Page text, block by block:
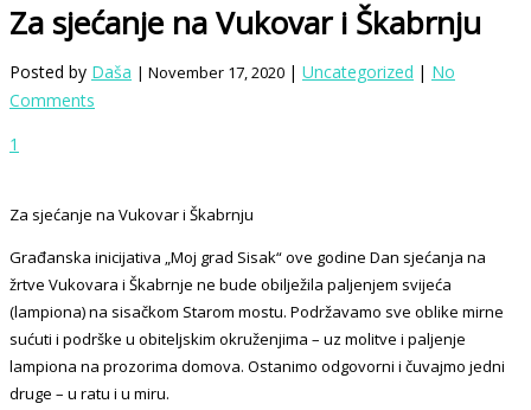
Za sjećanje na Vukovar i Škabrnju
Posted by Daša | November 17, 2020 | Uncategorized | No
Comments
1
Za sjećanje na Vukovar i Škabrnju
Građanska inicijativa „Moj grad Sisak“ ove godine Dan sjećanja na
žrtve Vukovara i Škabrnje ne bude obilježila paljenjem svijeća
(lampiona) na sisačkom Starom mostu. Podržavamo sve oblike mirne
sućuti i podrške u obiteljskim okruženjima – uz molitve i paljenje
lampiona na prozorima domova. Ostanimo odgovorni i čuvajmo jedni
druge – u ratu i u miru.